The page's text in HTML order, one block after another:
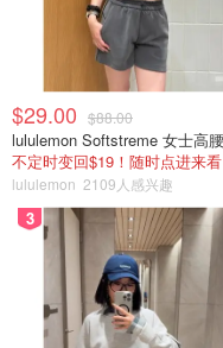
$29.00 $88.00
不定时变回$19！随时点进来看
lululemon 2109人感兴趣
3